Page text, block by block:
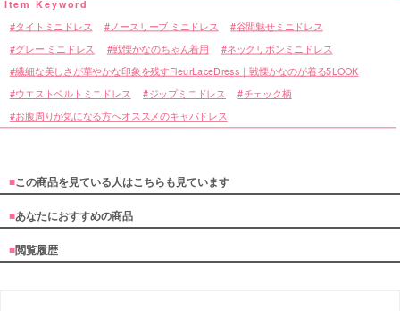
■ディティール
タイトミニドレス ノースリーブ ミニドレス 谷間魅せミニドレス
グレー ミニドレス 戦慄かなのちゃん着用 ネックリボンミニドレス
繊細な美しさが華やかな印象を残すFleurLaceDress｜戦慄かなのが着る5LOOK
ウエストベルトミニドレス ジップミニドレス
チェック柄
お腹周りが気になる方へオススメのキャバドレス
■この商品を見ている人はこちらも見ています
■あなたにおすすめの商品
■閲覧履歴